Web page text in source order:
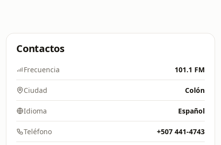
Contactos
Frecuencia 101.1 FM
Ciudad Colón
Idioma Español
Teléfono +507 441-4743